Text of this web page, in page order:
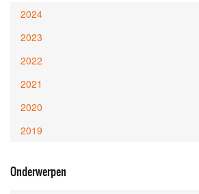
2024
2023
2022
2021
2020
2019
Onderwerpen